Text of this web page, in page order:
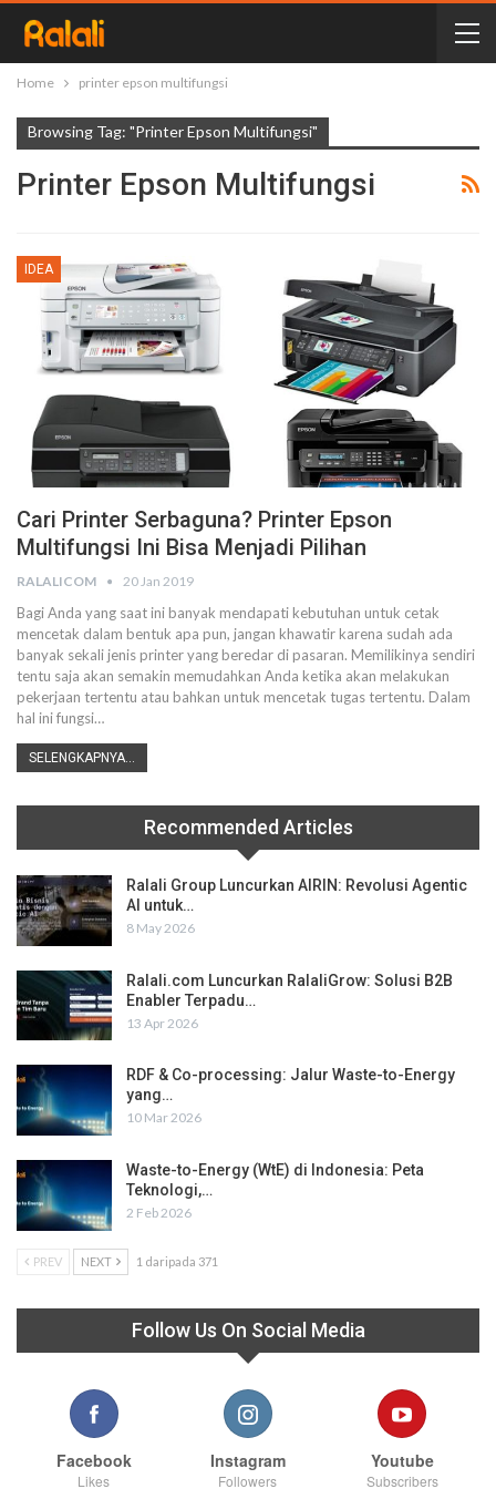
Home printer epson multifungsi
Browsing Tag: "printer Epson Multifungsi"
Printer Epson Multifungsi
IDEA
Cari Printer Serbaguna? Printer Epson
Multifungsi Ini Bisa Menjadi Pilihan
RALALICOM 20 Jan 2019
Bagi Anda yang saat ini banyak mendapati kebutuhan untuk cetak
mencetak dalam bentuk apa pun, jangan khawatir karena sudah ada
banyak sekali jenis printer yang beredar di pasaran. Memilikinya sendiri
tentu saja akan semakin memudahkan Anda ketika akan melakukan
pekerjaan tertentu atau bahkan untuk mencetak tugas tertentu. Dalam
hal ini fungsi…
SELENGKAPNYA...
Recommended Articles
Ralali Group Luncurkan AIRIN: Revolusi Agentic
AI untuk…
8 May 2026
Ralali.com Luncurkan RalaliGrow: Solusi B2B
Enabler Terpadu…
13 Apr 2026
RDF & Co-processing: Jalur Waste-to-Energy
yang…
10 Mar 2026
Waste-to-Energy (WtE) di Indonesia: Peta
Teknologi,…
2 Feb 2026
PREV NEXT 1 daripada 371
Follow Us On Social Media
Facebook
Likes
Instagram
Followers
Youtube
Subscribers